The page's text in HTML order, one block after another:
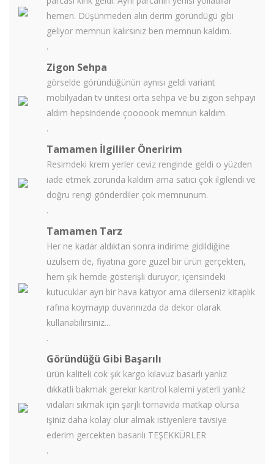
hemen. Düşünmeden alın derim göründügü gibi
geliyor memnun kalırsınız ben memnun kaldım.
.
Zigon Sehpa
görselde göründüğünün aynısı geldi variant
mobilyadan tv ünitesi orta sehpa ve bu zigon sehpayı
aldım hepsindende çoooook memnun kaldım.
.
Tamamen İlgililer Öneririm
Resimdeki krem yerler ceviz renginde geldi o yüzden
iade etmek zorunda kaldım ama satıcı çok ilgilendi ve
doğru rengi gönderdiler çok memnunum.
.
Tamamen Tarz
Her ne kadar aldıktan sonra indirime gidildiğine
üzülsem de, fiyatına göre güzel bir ürün gerçekten,
hem şık hemde gösterişli duruyor, içerisindeki
kutucuklar ayrı bir hava katıyor ama dilerseniz kitaplık
rafına koymayıp duvarınızda da dekor olarak
kullanabilirsiniz...
.
Göründüğü Gibi Başarılı
ürün kaliteli cok şık kargo kılavuz basarlı yanlız
dıkkatli bakmak gerekır kantrol kalemi yaterli yanlız
vidaları sıkmak için şarjlı tornavida matkap olursa
işiniz daha kolay olur almak istiyenlere tavsiye
ederim gercekten basarılı TEŞEKKÜRLER
.